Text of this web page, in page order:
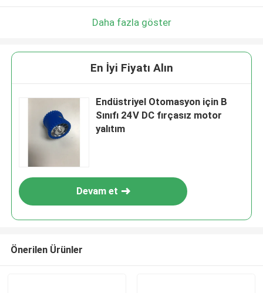
Daha fazla göster
En İyi Fiyatı Alın
Endüstriyel Otomasyon için B
Sınıfı 24V DC fırçasız motor
yalıtım
Devam et
Önerilen Ürünler